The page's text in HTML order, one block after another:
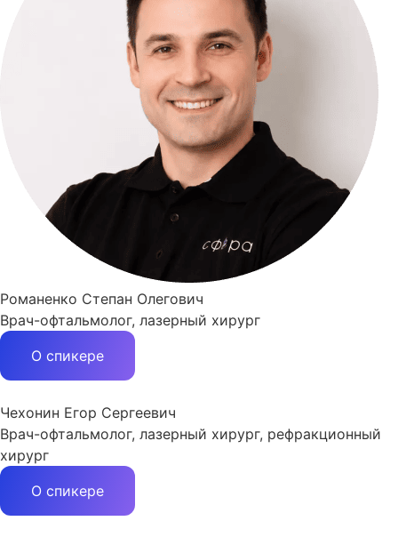
Романенко Степан Олегович
Врач-офтальмолог, лазерный хирург
О спикере
Чехонин Егор Сергеевич
Врач-офтальмолог, лазерный хирург, рефракционный
хирург
О спикере